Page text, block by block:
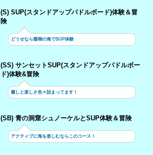
(S) SUP(スタンドアップパドルボード)体験＆冒
険
どうせなら珊瑚の海でSUP体験
(SS) サンセットSUP(スタンドアップパドルボー
ド)体験&冒険
癒しと楽しさ色々詰まってます！
(SB) 青の洞窟シュノーケルとSUP体験＆冒険
アクティブに海を楽しむならこのコース！